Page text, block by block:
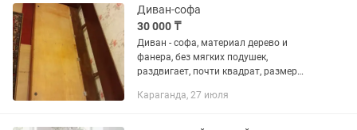
Диван-софа
30 000 ₸
Диван - софа, материал дерево и
фанера, без мягких подушек,
раздвигает, почти квадрат, размер
Караганда, 27 июля